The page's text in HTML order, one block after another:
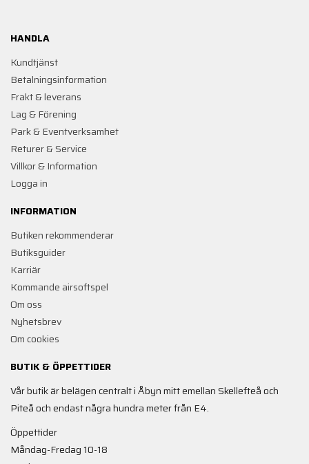
HANDLA
Kundtjänst
Betalningsinformation
Frakt & leverans
Lag & Förening
Park & Eventverksamhet
Returer & Service
Villkor & Information
Logga in
INFORMATION
Butiken rekommenderar
Butiksguider
Karriär
Kommande airsoftspel
Om oss
Nyhetsbrev
Om cookies
BUTIK & ÖPPETTIDER
Vår butik är belägen centralt i Åbyn mitt emellan Skellefteå och
Piteå och endast några hundra meter från E4.
Öppettider
Måndag-Fredag 10-18